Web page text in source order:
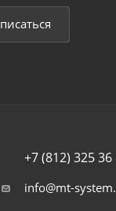
+7 (812) 325 36
info@mt-